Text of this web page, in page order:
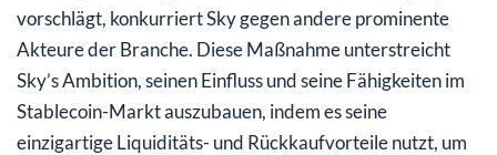
vorschlägt, konkurriert Sky gegen andere prominente
Akteure der Branche. Diese Maßnahme unterstreicht
Sky’s Ambition, seinen Einfluss und seine Fähigkeiten im
Stablecoin-Markt auszubauen, indem es seine
einzigartige Liquiditäts- und Rückkaufvorteile nutzt, um